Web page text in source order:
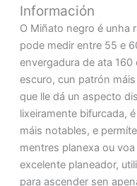
Información
O Miñato negro é unha
pode medir entre 55 e
envergadura de ata 160
escuro, cun patrón
que lle dá un aspecto
lixeiramente bifurcada,
máis notables, e
mentres planexa ou
excelente planeador,
para ascender sen